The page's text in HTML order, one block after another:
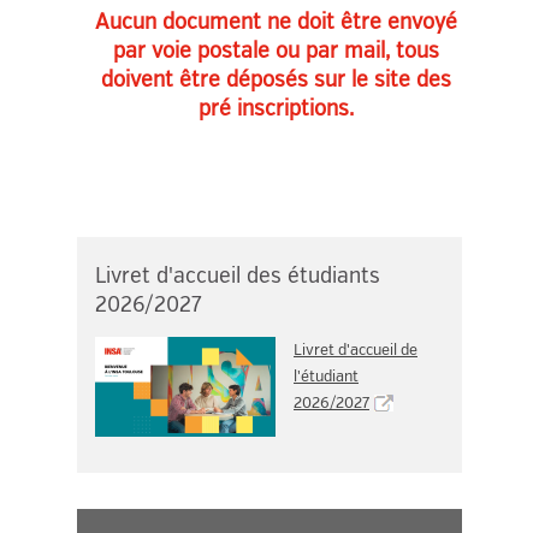
Aucun document ne doit être envoyé
par voie postale ou par mail, tous
doivent être déposés sur le site des
pré inscriptions.
Livret d'accueil des étudiants
2026/2027
Livret d'accueil de
l'étudiant
2026/2027